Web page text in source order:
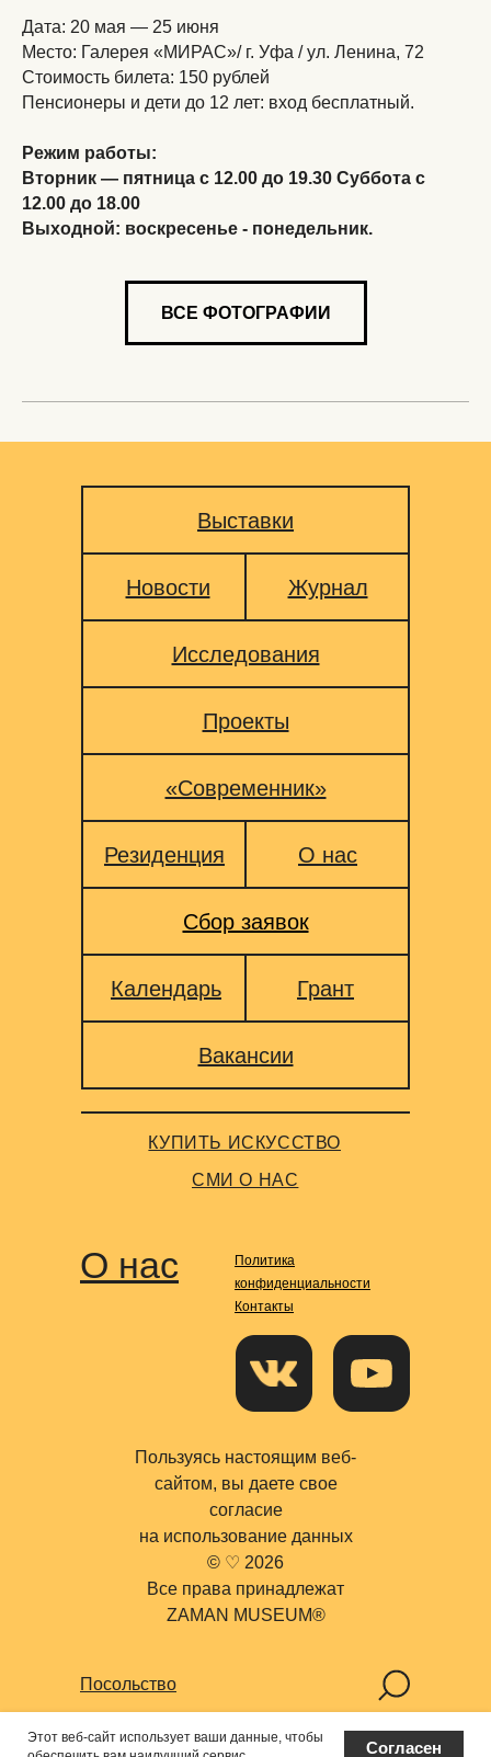
Этот веб-сайт использует ваши данные, чтобы
Согласен
Дата: 20 мая — 25 июня
Место: Галерея «МИРАС»/ г. Уфа / ул. Ленина, 72
Стоимость билета: 150 рублей
Пенсионеры и дети до 12 лет: вход бесплатный.
Режим работы:
Вторник — пятница с 12.00 до 19.30 Суббота с
12.00 до 18.00
Выходной: воскресенье - понедельник.
ВСЕ ФОТОГРАФИИ
КУПИТЬ ИСКУССТВО
СМИ О НАС
«Современник»
Проекты
Исследования
Выставки
Новости
Календарь
Журнал
Сбор заявок
Грант
О нас
Вакансии
Резиденция
О нас
Политика
конфиденциальности
Контакты
Пользуясь настоящим веб-
сайтом, вы даете свое
согласие
на использование данных
© ♡ 2026
Все права принадлежат
ZAMAN MUSEUM®
Посольство